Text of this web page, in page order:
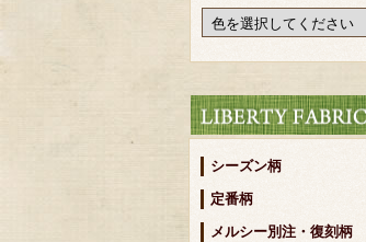
シーズン柄
定番柄
メルシー別注・復刻柄